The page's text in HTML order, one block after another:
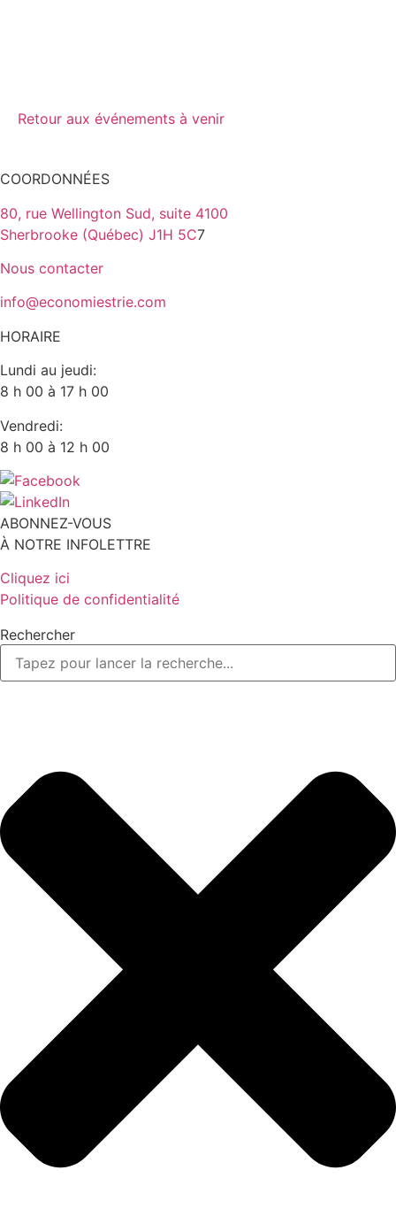
Retour aux événements à venir
COORDONNÉES
80, rue Wellington Sud, suite 4100
Sherbrooke (Québec) J1H 5C7
Nous contacter
info@economiestrie.com
HORAIRE
Lundi au jeudi:
8 h 00 à 17 h 00
Vendredi:
8 h 00 à 12 h 00
ABONNEZ-VOUS
À NOTRE INFOLETTRE
Cliquez ici
Politique de confidentialité
Rechercher